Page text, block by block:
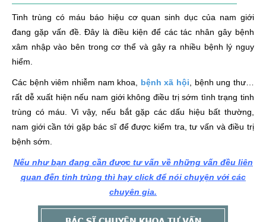
Tinh trùng có máu báo hiệu cơ quan sinh dục của nam giới
đang gặp vấn đề. Đây là điều kiện để các tác nhân gây bệnh
xâm nhập vào bên trong cơ thể và gây ra nhiều bệnh lý nguy
hiểm.
Các bệnh viêm nhiễm nam khoa, bệnh xã hội , bệnh ung thư…
rất dễ xuất hiện nếu nam giới không điều trị sớm tình trạng tinh
trùng có máu. Vì vậy, nếu bắt gặp các dấu hiệu bất thường,
nam giới cần tới gặp bác sĩ để được kiểm tra, tư vấn và điều trị
bệnh sớm.
Nếu như bạn đang cần được tư vấn về những vấn đều liên
quan đến tinh trùng thì hay click để nói chuyện với các
chuyên gia.